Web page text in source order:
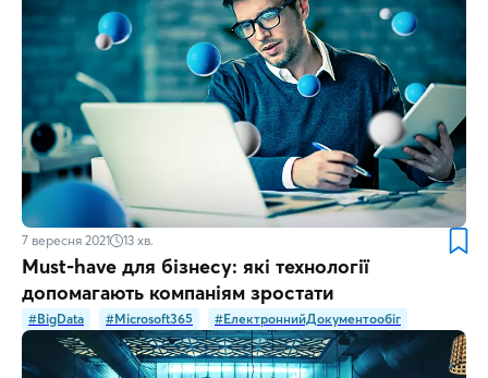
7 вересня 2021 13 хв.
Must-have для бізнесу: які технології
допомагають компаніям зростати
#BigData #Microsoft365 #ЕлектроннийДокументообіг